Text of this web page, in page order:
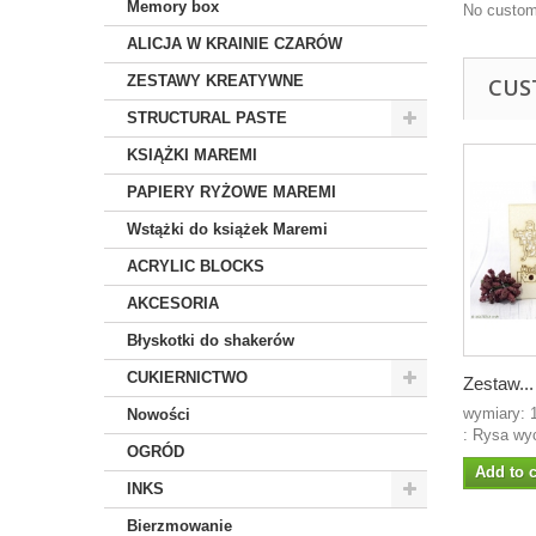
Memory box
ALICJA W KRAINIE CZARÓW
ZESTAWY KREATYWNE
STRUCTURAL PASTE
KSIĄŻKI MAREMI
PAPIERY RYŻOWE MAREMI
Wstążki do książek Maremi
ACRYLIC BLOCKS
AKCESORIA
Błyskotki do shakerów
CUKIERNICTWO
Nowości
OGRÓD
INKS
Bierzmowanie
No
Zestaw...
wymiary:
: Rysa
Add to